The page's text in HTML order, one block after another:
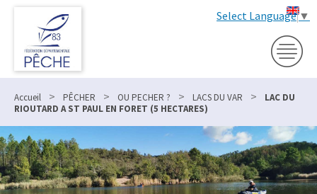
Select Language▼
Accueil > PÊCHER > OU PECHER ? > LACS DU VAR >
LAC DU
RIOUTARD A ST PAUL EN FORET (5 HECTARES)